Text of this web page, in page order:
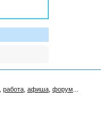
работа афиша форум